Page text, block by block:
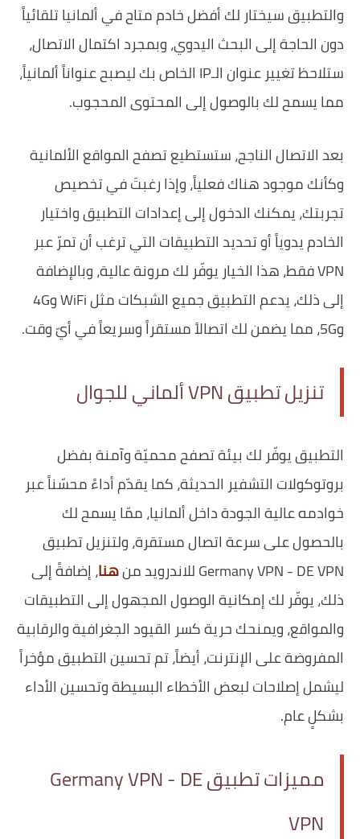
والتطبيق سيختار لك أفضل خادم متاح في ألمانيا تلقائياً
دون الحاجة إلى البحث اليدوي، وبمجرد اكتمال الاتصال،
ستلاحظ تغيير عنوان الـIP الخاص بك ليصبح عنواناً ألمانياً،
مما يسمح لك بالوصول إلى المحتوى المحجوب.
بعد الاتصال الناجح، ستستطيع تصفح المواقع الألمانية
وكأنك موجود هناك فعلياً، وإذا رغبتَ في تخصيص
تجربتك، يمكنك الدخول إلى إعدادات التطبيق واختيار
الخادم يدوياً أو تحديد التطبيقات التي ترغب أن تمرّ عبر
VPN فقط، هذا الخيار يوفّر لك مرونة عالية، وبالإضافة
إلى ذلك، يدعم التطبيق جميع الشبكات مثل WiFi و4G
و5G، مما يضمن لك اتصالاً مستقراً وسريعاً في أيّ وقت.
تنزيل تطبيق VPN ألماني للجوال
التطبيق يوفّر لك بيئة تصفح محميّة وآمنة بفضل
بروتوكولات التشفير الحديثة، كما يقدّم أداءً محسّناً عبر
خوادمه عالية الجودة داخل ألمانيا، ممّا يسمح لك
بالحصول على سرعة اتصال مستقرة، ولتنزيل تطبيق
Germany VPN - DE VPN للاندرويد من
هنا، إضافةً إلى
ذلك، يوفّر لك إمكانية الوصول المجهول إلى التطبيقات
والمواقع، ويمنحك حرية كسر القيود الجغرافية والرقابية
المفروضة على الإنترنت، أيضاً، تم تحسين التطبيق مؤخراً
ليشمل إصلاحات لبعض الأخطاء البسيطة وتحسين الأداء
بشكلٍ عام.
مميزات تطبيق Germany VPN - DE
VPN